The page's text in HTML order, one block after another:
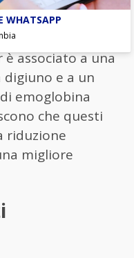
Diabetes &
che il
associato a una
digiuno e a un
emoglobina
che questi
riduzione
migliore
WHATSAPP